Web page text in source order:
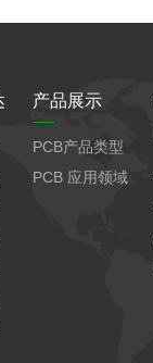
产品展示
PCB产品类型
PCB 应用领域